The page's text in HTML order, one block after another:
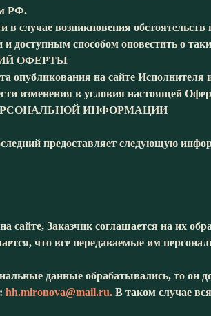
РФ.
в случае возникновения
доступным способом оповестить о
ОФЕРТЫ
опубликования на сайте Исполнителя
изменения в условия настоящей
ИНФОРМАЦИИ
предоставляет следующую
Заказчик соглашается на их
что все передаваемые им
данные обрабатывались, то
hh.mironova@mail.ru. В таком случае